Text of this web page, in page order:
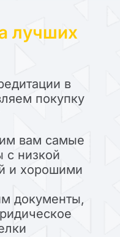
лучших
в
покупку
вам самые
с низкой
и хорошими
документы,